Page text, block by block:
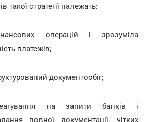
такої стратегії належать:
операцій і зрозуміла
платежів;
документообіг;
на запити банків і
повної документації, чітких